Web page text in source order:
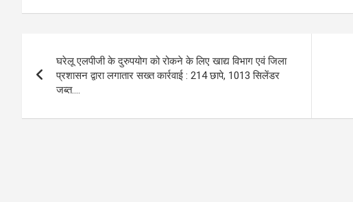
ce
o
o
k
se
g
er
at
A
p
e
a
m
ail py
n
k
ar
navigation
घरेलू एलपीजी के दुरुपयोग को रोकने के लिए खाद्य विभाग एवं जिला
प्रशासन द्वारा लगातार सख्त कार्रवाई : 214 छापे, 1013 सिलेंडर
जब्त….